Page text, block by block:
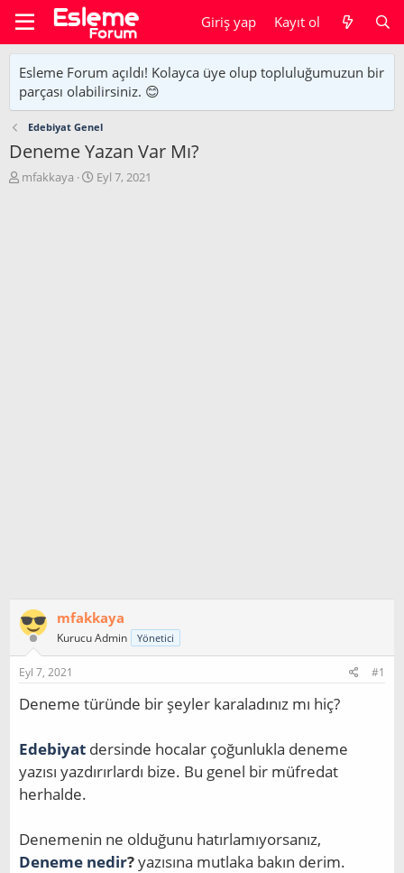
Giriş yap Kayıt ol
Esleme Forum açıldı! Kolayca üye olup topluluğumuzun bir
parçası olabilirsiniz. 😊
Edebiyat Genel
Deneme Yazan Var Mı?
K
mfakkaya
B
Eyl 7, 2021
mfakkaya
Kurucu Admin Yönetici
Eyl 7, 2021 #1
Deneme türünde bir şeyler karaladınız mı hiç?
Edebiyatdersinde hocalar çoğunlukla deneme
yazısı yazdırırlardı bize. Bu genel bir müfredat
herhalde.
Denemenin ne olduğunu hatırlamıyorsanız,
Deneme nedir?yazısına mutlaka bakın derim.